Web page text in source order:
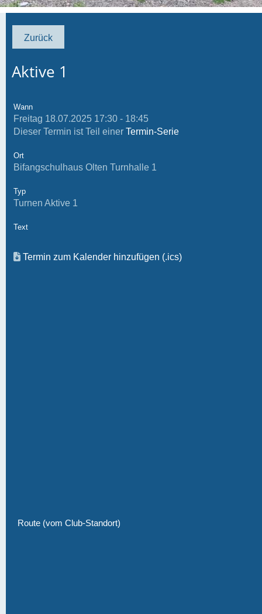
Zurück
Aktive 1
Wann
Freitag 18.07.2025 17:30 - 18:45
Dieser Termin ist Teil einer Termin-Serie
Ort
Bifangschulhaus Olten Turnhalle 1
Typ
Turnen Aktive 1
Text
Termin zum Kalender hinzufügen (.ics)
Route (vom Club-Standort)